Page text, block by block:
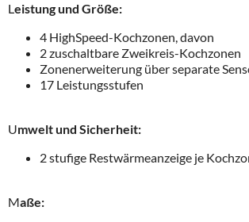
Leistung und Größe:
4 HighSpeed-Kochzonen, davon
2 zuschaltbare Zweikreis-Kochzonen
Zonenerweiterung über separate
17 Leistungsstufen
Umwelt und Sicherheit:
2 stufige Restwärmeanzeige je
Maße: